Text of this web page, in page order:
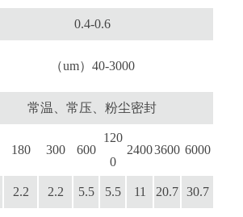
0.4-0.6
（um）40-3000
常温、常压、粉尘密封
180 300 600
120
0
24003600 6000
2.2 2.2 5.5 5.5 11 20.7 30.7